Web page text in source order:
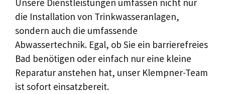
Unsere Dienstleistungen umfassen nicht nur
die Installation von Trinkwasseranlagen,
sondern auch die umfassende
Abwassertechnik. Egal, ob Sie ein barrierefreies
Bad benötigen oder einfach nur eine kleine
Reparatur anstehen hat, unser Klempner-Team
ist sofort einsatzbereit.